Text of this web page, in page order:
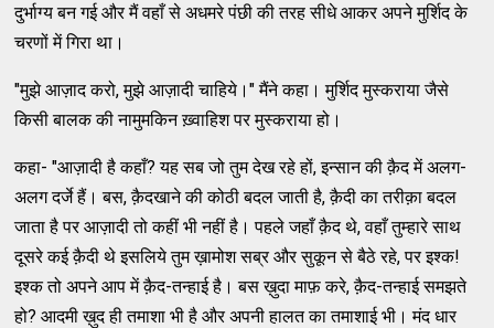
दुर्भाग्य बन गई और मैं वहाँ से अधमरे पंछी की तरह सीधे आकर अपने मुर्शिद के
चरणों में गिरा था।
"मुझे आज़ाद करो, मुझे आज़ादी चाहिये।" मैंने कहा। मुर्शिद मुस्कराया जैसे
किसी बालक की नामुमकिन ख़्वाहिश पर मुस्कराया हो।
कहा- "आज़ादी है कहाँ? यह सब जो तुम देख रहे हों, इन्सान की क़ैद में अलग-
अलग दर्जे हैं। बस, क़ैदखाने की कोठी बदल जाती है, क़ैदी का तरीक़ा बदल
जाता है पर आज़ादी तो कहीं भी नहीं है। पहले जहाँ क़ैद थे, वहाँ तुम्हारे साथ
दूसरे कई क़ैदी थे इसलिये तुम ख़ामोश सब्र और सुकून से बैठे रहे, पर इश्क!
इश्क तो अपने आप में क़ैद-तन्हाई है। बस ख़ुदा माफ़ करे, क़ैद-तन्हाई समझते
हो? आदमी ख़ुद ही तमाशा भी है और अपनी हालत का तमाशाई भी। मंद धार